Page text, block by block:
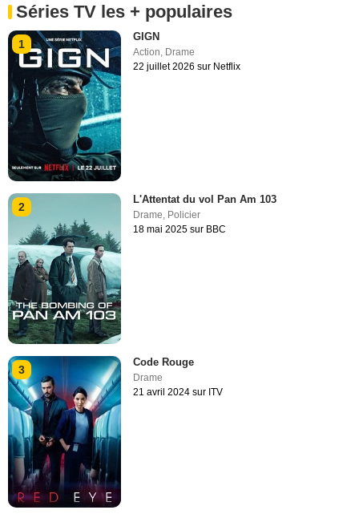
Séries TV les + populaires
1
GIGN
Action Drame
22 juillet 2026 sur Netflix
2
L'Attentat du vol Pan Am 103
Drame, Policier
18 mai 2025 sur BBC
3
Code Rouge
Drame
21 avril 2024 sur ITV